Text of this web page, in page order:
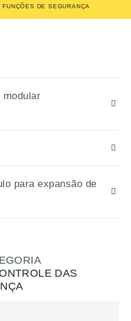
DE SEGURANÇA
modular
para expansão de
DAS